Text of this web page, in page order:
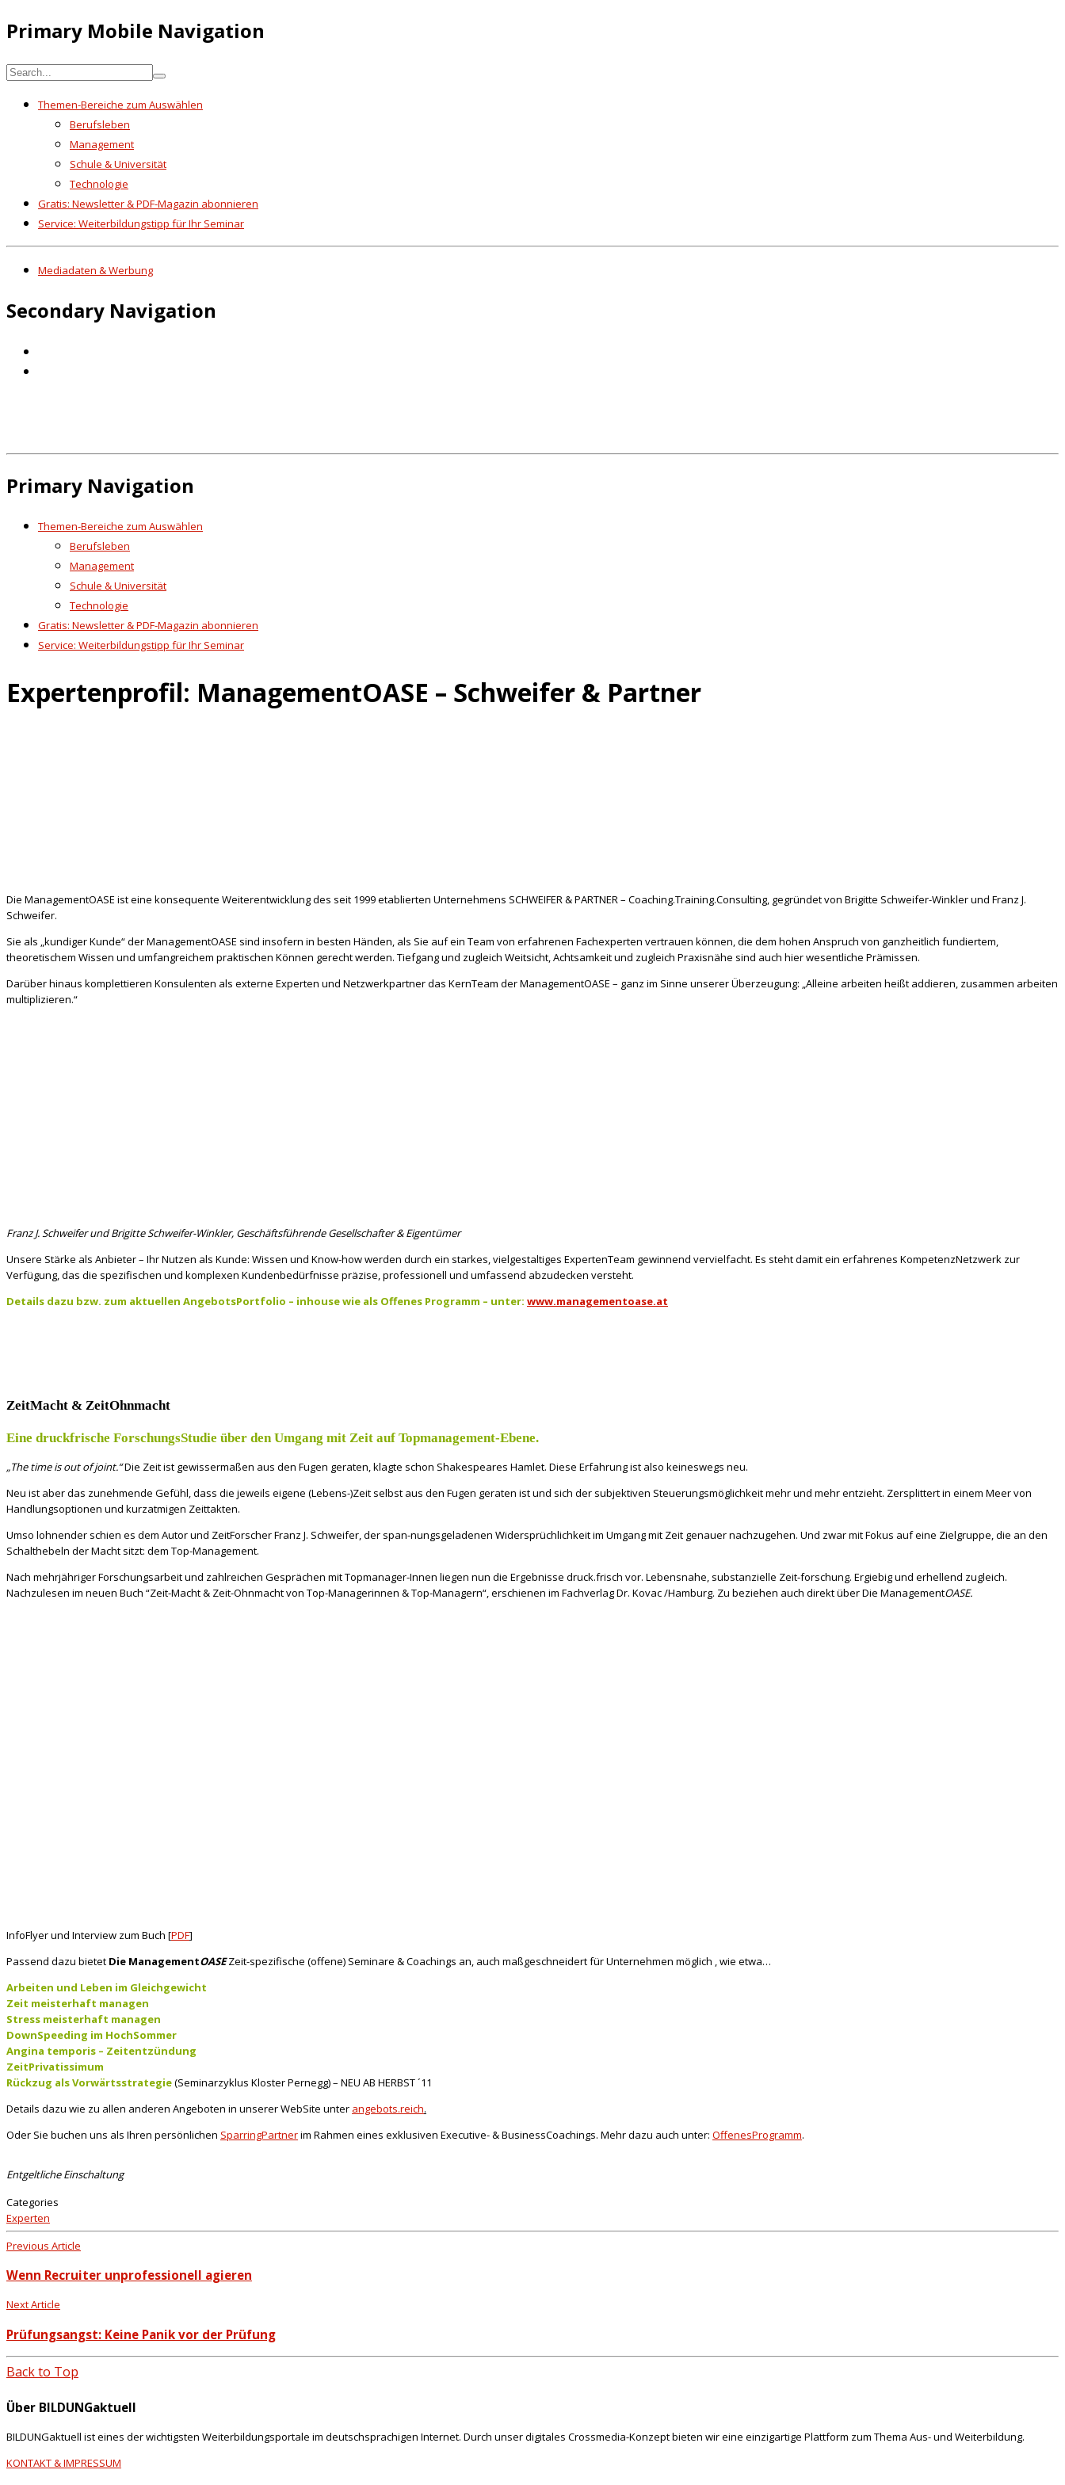
Primary Mobile Navigation
Themen-Bereiche zum Auswählen
Berufsleben
Management
Schule & Universität
Technologie
Gratis: Newsletter & PDF-Magazin abonnieren
Service: Weiterbildungstipp für Ihr Seminar
Mediadaten & Werbung
Secondary Navigation
Primary Navigation
Themen-Bereiche zum Auswählen
Berufsleben
Management
Schule & Universität
Technologie
Gratis: Newsletter & PDF-Magazin abonnieren
Service: Weiterbildungstipp für Ihr Seminar
Expertenprofil: ManagementOASE – Schweifer & Partner
Die ManagementOASE ist eine konsequente Weiterentwicklung des seit 1999 etablierten Unternehmens SCHWEIFER & PARTNER – Coaching.Training.Consulting, gegründet von Brigitte Schweifer-Winkler und Franz J.
Schweifer.
Sie als „kundiger Kunde“ der ManagementOASE sind insofern in besten Händen, als Sie auf ein Team von erfahrenen Fachexperten vertrauen können, die dem hohen Anspruch von ganzheitlich fundiertem,
theoretischem Wissen und umfangreichem praktischen Können gerecht werden. Tiefgang und zugleich Weitsicht, Achtsamkeit und zugleich Praxisnähe sind auch hier wesentliche Prämissen.
Darüber hinaus komplettieren Konsulenten als externe Experten und Netzwerkpartner das KernTeam der ManagementOASE – ganz im Sinne unserer Überzeugung: „Alleine arbeiten heißt addieren, zusammen arbeiten
multiplizieren.“
Franz J. Schweifer und Brigitte Schweifer-Winkler, Geschäftsführende Gesellschafter & Eigentümer
Unsere Stärke als Anbieter – Ihr Nutzen als Kunde: Wissen und Know-how werden durch ein starkes, vielgestaltiges ExpertenTeam gewinnend vervielfacht. Es steht damit ein erfahrenes KompetenzNetzwerk zur
Verfügung, das die spezifischen und komplexen Kundenbedürfnisse präzise, professionell und umfassend abzudecken versteht.
Details dazu bzw. zum aktuellen AngebotsPortfolio – inhouse wie als Offenes Programm – unter: www.managementoase.at
ZeitMacht & ZeitOhnmacht
Eine druckfrische ForschungsStudie über den Umgang mit Zeit auf Topmanagement-Ebene.
„The time is out of joint.“Die Zeit ist gewissermaßen aus den Fugen geraten, klagte schon Shakespeares Hamlet. Diese Erfahrung ist also keineswegs neu.
Neu ist aber das zunehmende Gefühl, dass die jeweils eigene (Lebens-)Zeit selbst aus den Fugen geraten ist und sich der subjektiven Steuerungsmöglichkeit mehr und mehr entzieht. Zersplittert in einem Meer von
Handlungsoptionen und kurzatmigen Zeittakten.
Umso lohnender schien es dem Autor und ZeitForscher Franz J. Schweifer, der span-nungsgeladenen Widersprüchlichkeit im Umgang mit Zeit genauer nachzugehen. Und zwar mit Fokus auf eine Zielgruppe, die an den
Schalthebeln der Macht sitzt: dem Top-Management.
Nach mehrjähriger Forschungsarbeit und zahlreichen Gesprächen mit Topmanager-Innen liegen nun die Ergebnisse druck.frisch vor. Lebensnahe, substanzielle Zeit-forschung. Ergiebig und erhellend zugleich.
Nachzulesen im neuen Buch “Zeit-Macht & Zeit-Ohnmacht von Top-Managerinnen & Top-Managern“, erschienen im Fachverlag Dr. Kovac /Hamburg. Zu beziehen auch direkt über Die ManagementOASE.
InfoFlyer und Interview zum Buch [PDF]
Passend dazu bietet Die ManagementOASEZeit-spezifische (offene) Seminare & Coachings an, auch maßgeschneidert für Unternehmen möglich , wie etwa…
Arbeiten und Leben im Gleichgewicht
Zeit meisterhaft managen
Stress meisterhaft managen
DownSpeeding im HochSommer
Angina temporis – Zeitentzündung
ZeitPrivatissimum
Rückzug als Vorwärtsstrategie(Seminarzyklus Kloster Pernegg) – NEU AB HERBST ´11
Details dazu wie zu allen anderen Angeboten in unserer WebSite unter angebots.reich.
Oder Sie buchen uns als Ihren persönlichen SparringPartnerim Rahmen eines exklusiven Executive- & BusinessCoachings. Mehr dazu auch unter: OffenesProgramm.
Entgeltliche Einschaltung
Categories
Experten
Previous Article
Wenn Recruiter unprofessionell agieren
Next Article
Prüfungsangst: Keine Panik vor der Prüfung
Back to Top
Über BILDUNGaktuell
BILDUNGaktuell ist eines der wichtigsten Weiterbildungsportale im deutschsprachigen Internet. Durch unser digitales Crossmedia-Konzept bieten wir eine einzigartige Plattform zum Thema Aus- und Weiterbildung.
KONTAKT & IMPRESSUM